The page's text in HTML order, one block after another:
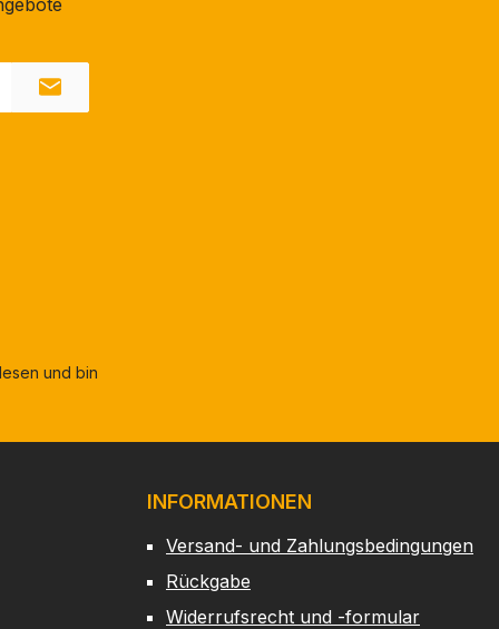
und bin
INFORMATIONEN
Versand- und Zahlungsbedingungen
Rückgabe
Widerrufsrecht und -formular